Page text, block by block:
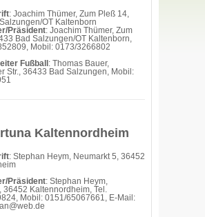
: Joachim Thümer, Zum Pleß 14,
OT Kaltenborn
Präsident: Joachim Thümer, Zum
Bad Salzungen/OT Kaltenborn,
Mobil: 0173/3266802
Fußball : Thomas Bauer,
Str., 36433 Bad Salzungen, Mobil:
Kaltennordheim
: Stephan Heym, Neumarkt 5, 36452
Präsident: Stephan Heym,
36452 Kaltennordheim, Tel.
Mobil: 0151/65067661, E-Mail: